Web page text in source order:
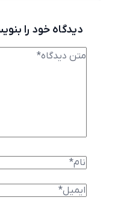
دیدگاه خود را بنویسید